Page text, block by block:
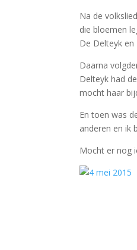
Na de
die bloemen
De Delteyk en
Daarna
Delteyk had
mocht haar
En toen was
anderen en ik
Mocht er nog